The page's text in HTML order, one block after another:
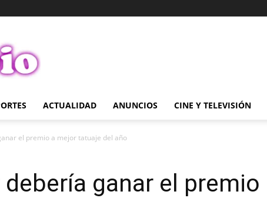
ACTUALIDAD ANUNCIOS CINE Y TELEVISIÓN
el premio a mejor tatuaje del año
ganar el premio